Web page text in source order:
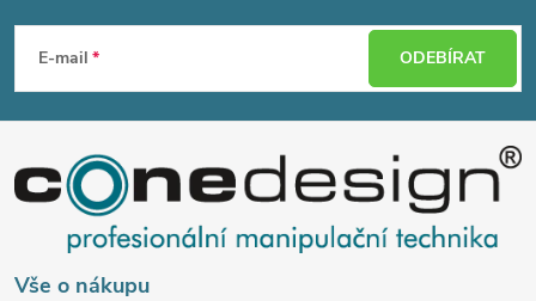
p
a
E-mail ODEBÍRAT
Vše o nákupu